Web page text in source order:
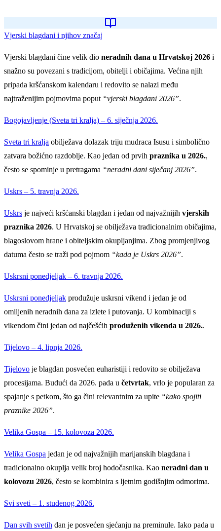
Vjerski blagdani i njihov značaj
Vjerski blagdani čine velik dio neradnih dana u Hrvatskoj 2026 i
snažno su povezani s tradicijom, obitelji i običajima. Većina njih
pripada kršćanskom kalendaru i redovito se nalazi među
najtraženijim pojmovima poput “vjerski blagdani 2026”.
Bogojavljenje (Sveta tri kralja) – 6. siječnja 2026.
Sveta tri kralja obilježava dolazak triju mudraca Isusu i simbolično
zatvara božićno razdoblje. Kao jedan od prvih praznika u 2026.,
često se spominje u pretragama “neradni dani siječanj 2026”.
Uskrs – 5. travnja 2026.
Uskrs je najveći kršćanski blagdan i jedan od najvažnijih vjerskih
praznika 2026. U Hrvatskoj se obilježava tradicionalnim običajima,
blagoslovom hrane i obiteljskim okupljanjima. Zbog promjenjivog
datuma često se traži pod pojmom “kada je Uskrs 2026”.
Uskrsni ponedjeljak – 6. travnja 2026.
Uskrsni ponedjeljak produžuje uskrsni vikend i jedan je od
omiljenih neradnih dana za izlete i putovanja. U kombinaciji s
vikendom čini jedan od najčešćih produženih vikenda u 2026..
Tijelovo – 4. lipnja 2026.
Tijelovo je blagdan posvećen euharistiji i redovito se obilježava
procesijama. Budući da 2026. pada u četvrtak, vrlo je popularan za
spajanje s petkom, što ga čini relevantnim za upite “kako spojiti
praznike 2026”.
Velika Gospa – 15. kolovoza 2026.
Velika Gospa jedan je od najvažnijih marijanskih blagdana i
tradicionalno okuplja velik broj hodočasnika. Kao neradni dan u
kolovozu 2026, često se kombinira s ljetnim godišnjim odmorima.
Svi sveti – 1. studenog 2026.
Dan svih svetih dan je posvećen sjećanju na preminule. Iako pada u